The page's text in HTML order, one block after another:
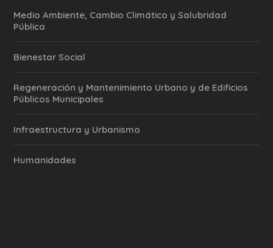
Medio Ambiente, Cambio Climático y Salubridad
Pública
Bienestar Social
Regeneración y Mantenimiento Urbano y de Edificios
Públicos Municipales
Infraestructura y Urbanismo
Humanidades